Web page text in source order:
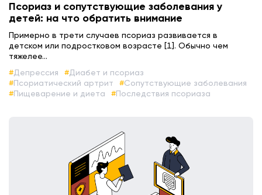
Псориаз и сопутствующие заболевания у
детей: на что обратить внимание
Примерно в трети случаев псориаз развивается в
детском или подростковом возрасте [1]. Обычно чем
тяжелее...
Депрессия
Диабет и псориаз
Псориатический артрит
Сопутствующие заболевания
Пищеварение и диета
Последствия псориаза